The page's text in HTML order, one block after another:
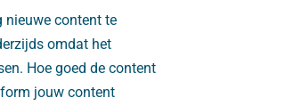
nieuwe content te
omdat het
Hoe goed de content
jouw content